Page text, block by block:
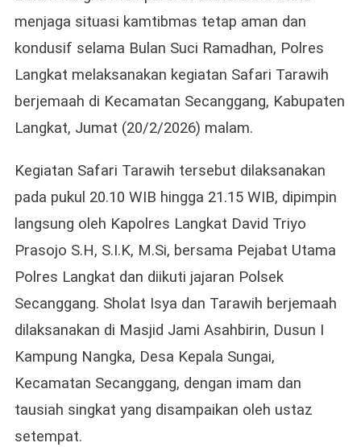
menjaga situasi kamtibmas tetap aman dan
kondusif selama Bulan Suci Ramadhan, Polres
Langkat melaksanakan kegiatan Safari Tarawih
berjemaah di Kecamatan Secanggang, Kabupaten
Langkat, Jumat (20/2/2026) malam.
Kegiatan Safari Tarawih tersebut dilaksanakan
pada pukul 20.10 WIB hingga 21.15 WIB, dipimpin
langsung oleh Kapolres Langkat David Triyo
Prasojo S.H, S.I.K, M.Si, bersama Pejabat Utama
Polres Langkat dan diikuti jajaran Polsek
Secanggang. Sholat Isya dan Tarawih berjemaah
dilaksanakan di Masjid Jami Asahbirin, Dusun I
Kampung Nangka, Desa Kepala Sungai,
Kecamatan Secanggang, dengan imam dan
tausiah singkat yang disampaikan oleh ustaz
setempat.